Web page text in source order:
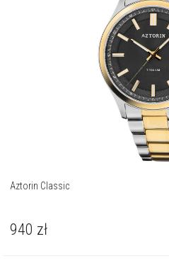
Aztorin Classic
940 zł